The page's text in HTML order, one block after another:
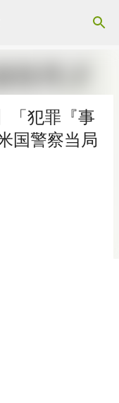
ツに移動
「犯罪『事
国警察当局